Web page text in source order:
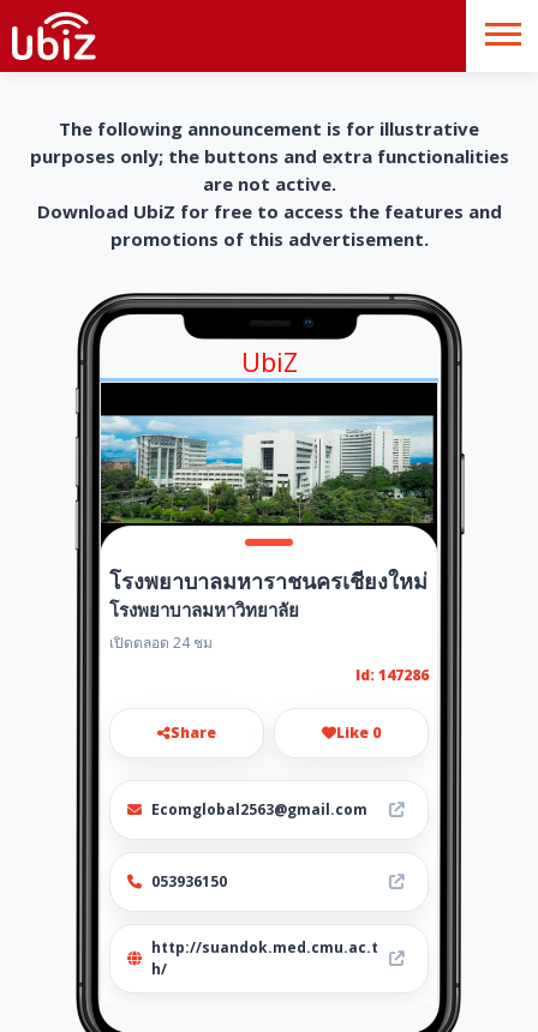
The following announcement is for illustrative
purposes only; the buttons and extra functionalities
are not active.
Download UbiZ for free to access the features and
promotions of this advertisement.
UbiZ
โรงพยาบาลมหาราชนครเชียงใหม่
โรงพยาบาลมหาวิทยาลัย
เปิดตลอด 24 ชม
Id: 147286
Share Like 0
Ecomglobal2563@gmail.com
053936150
http://suandok.med.cmu.ac.t
h/